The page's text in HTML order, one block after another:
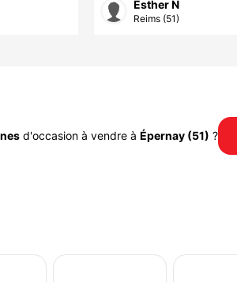
Esther N
Reims (51)
d'occasion à vendre à Épernay (51) ?